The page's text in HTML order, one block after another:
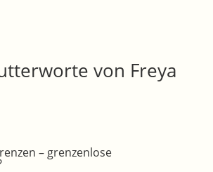
von Freya
– grenzenlose